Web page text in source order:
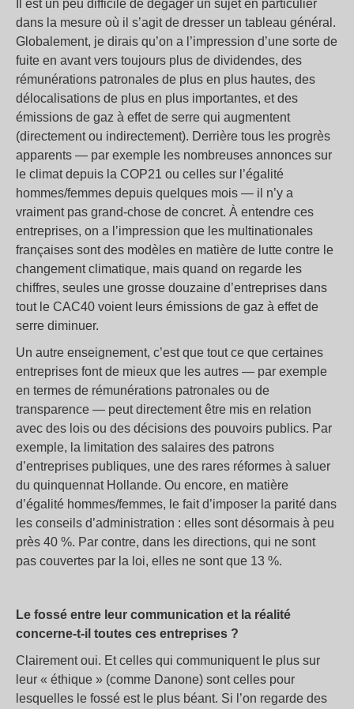
Il est un peu difficile de dégager un sujet en particulier
dans la mesure où il s’agit de dresser un tableau général.
Globalement, je dirais qu’on a l’impression d’une sorte de
fuite en avant vers toujours plus de dividendes, des
rémunérations patronales de plus en plus hautes, des
délocalisations de plus en plus importantes, et des
émissions de gaz à effet de serre qui augmentent
(directement ou indirectement). Derrière tous les progrès
apparents — par exemple les nombreuses annonces sur
le climat depuis la COP21 ou celles sur l’égalité
hommes/femmes depuis quelques mois — il n’y a
vraiment pas grand-chose de concret. À entendre ces
entreprises, on a l’impression que les multinationales
françaises sont des modèles en matière de lutte contre le
changement climatique, mais quand on regarde les
chiffres, seules une grosse douzaine d’entreprises dans
tout le CAC40 voient leurs émissions de gaz à effet de
serre diminuer.
Un autre enseignement, c’est que tout ce que certaines
entreprises font de mieux que les autres — par exemple
en termes de rémunérations patronales ou de
transparence — peut directement être mis en relation
avec des lois ou des décisions des pouvoirs publics. Par
exemple, la limitation des salaires des patrons
d’entreprises publiques, une des rares réformes à saluer
du quinquennat Hollande. Ou encore, en matière
d’égalité hommes/femmes, le fait d’imposer la parité dans
les conseils d’administration : elles sont désormais à peu
près 40 %. Par contre, dans les directions, qui ne sont
pas couvertes par la loi, elles ne sont que 13 %.
Le fossé entre leur communication et la réalité
concerne-t-il toutes ces entreprises ?
Clairement oui. Et celles qui communiquent le plus sur
leur « éthique » (comme Danone) sont celles pour
lesquelles le fossé est le plus béant. Si l’on regarde des